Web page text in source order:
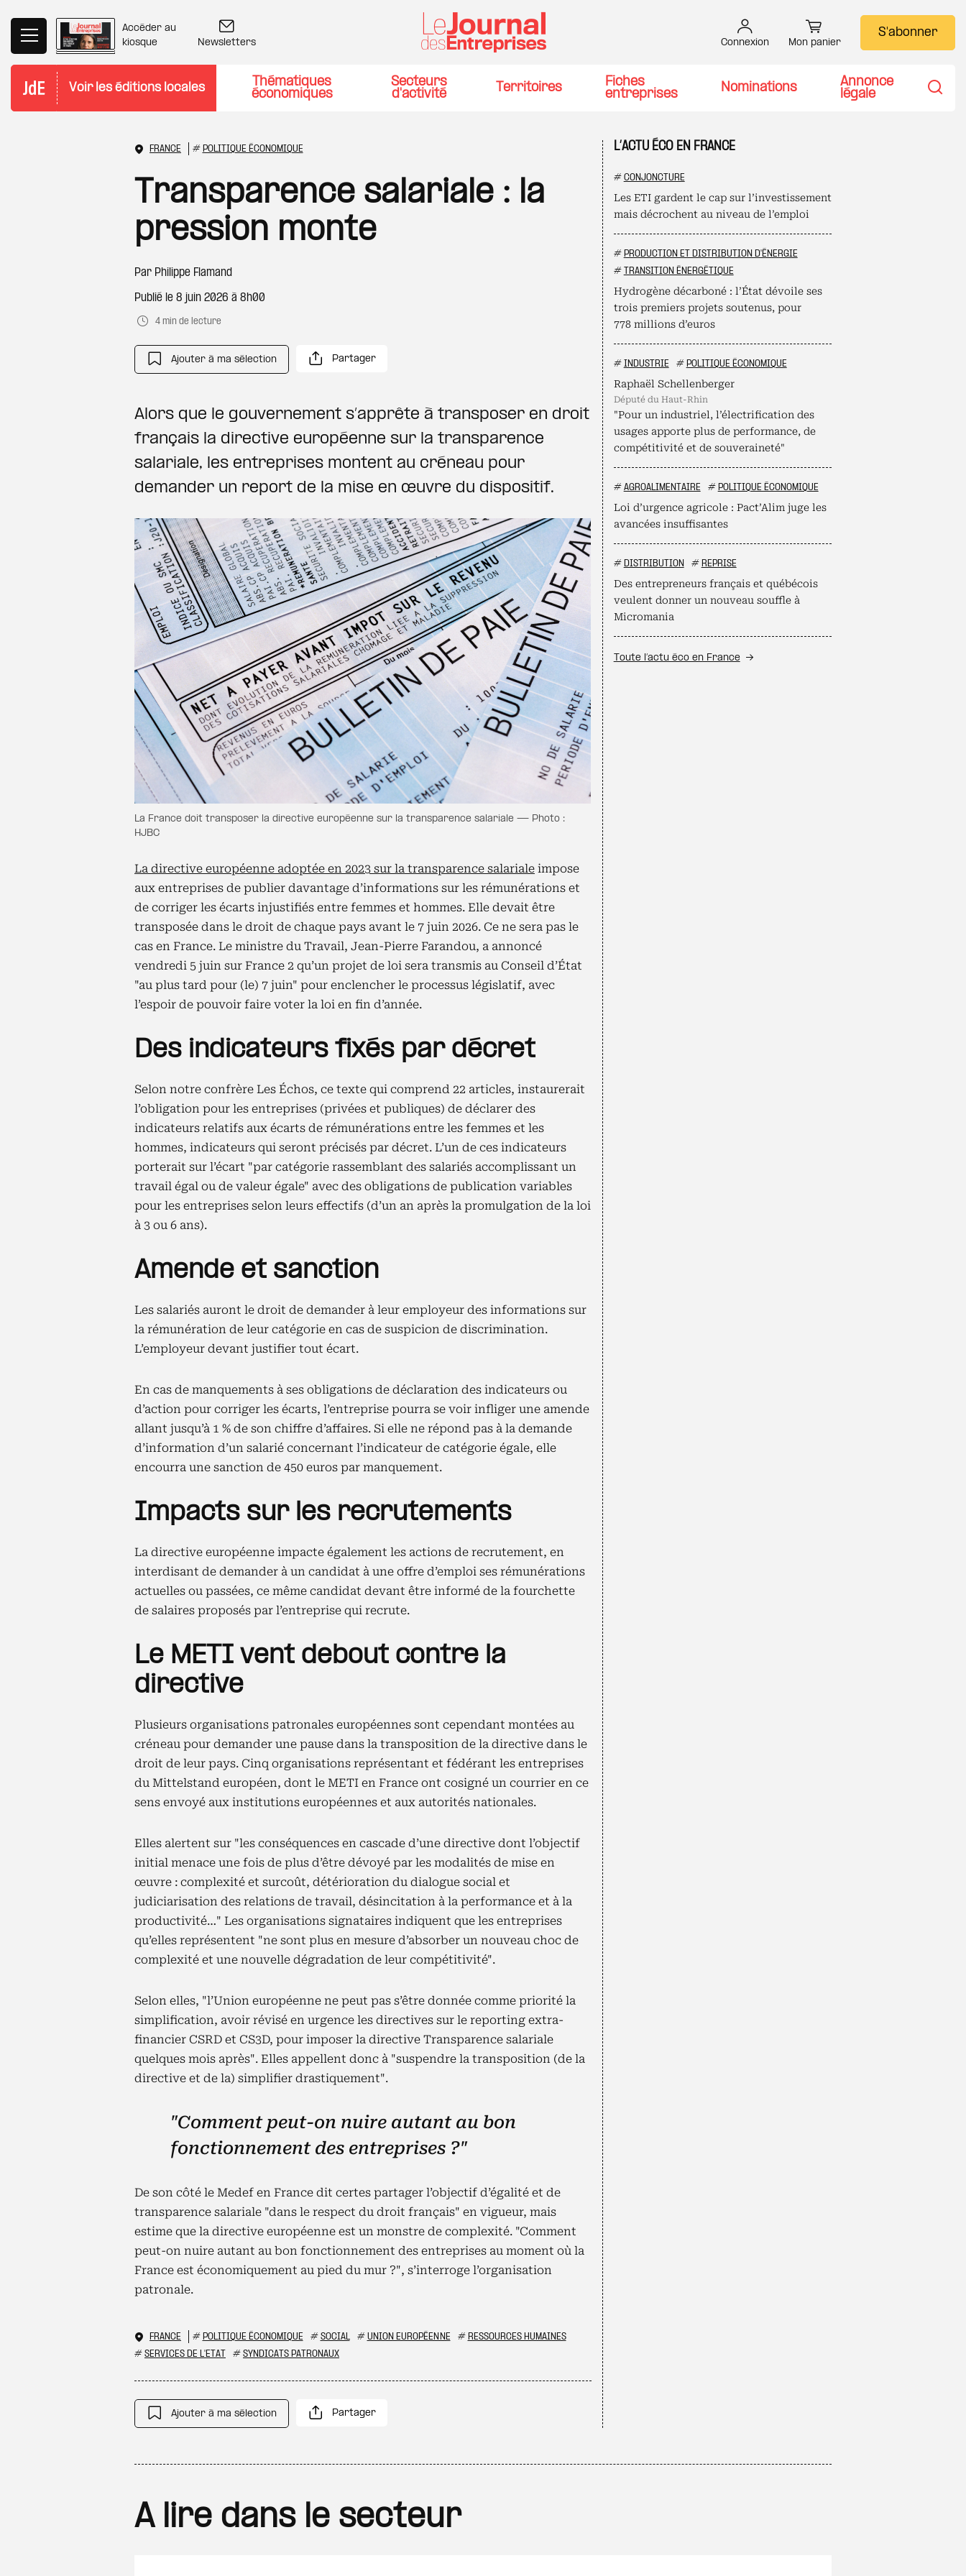
Accéder au
kiosque
Newsletters Connexion Mon panier
S'abonner
Voir les éditions locales
Thématiques
économiques
Secteurs
d'activité
Territoires
Fiches
entreprises
Nominations
Annonce
légale
FRANCE # POLITIQUE ÉCONOMIQUE
Transparence salariale : la
pression monte
Par Philippe Flamand
Publié le 8 juin 2026 à 8h00
4 min de lecture
Ajouter à ma sélection Partager
Alors que le gouvernement s’apprête à transposer en droit
français la directive européenne sur la transparence
salariale, les entreprises montent au créneau pour
demander un report de la mise en œuvre du dispositif.
La France doit transposer la directive européenne sur la transparence salariale — Photo :
HJBC
La directive européenne adoptée en 2023 sur la transparence salariale impose
aux entreprises de publier davantage d’informations sur les rémunérations et
de corriger les écarts injustifiés entre femmes et hommes. Elle devait être
transposée dans le droit de chaque pays avant le 7 juin 2026. Ce ne sera pas le
cas en France. Le ministre du Travail, Jean-Pierre Farandou, a annoncé
vendredi 5 juin sur France 2 qu’un projet de loi sera transmis au Conseil d’État
"au plus tard pour (le) 7 juin" pour enclencher le processus législatif, avec
l’espoir de pouvoir faire voter la loi en fin d’année.
Des indicateurs fixés par décret
Selon notre confrère Les Échos, ce texte qui comprend 22 articles, instaurerait
l’obligation pour les entreprises (privées et publiques) de déclarer des
indicateurs relatifs aux écarts de rémunérations entre les femmes et les
hommes, indicateurs qui seront précisés par décret. L’un de ces indicateurs
porterait sur l’écart "par catégorie rassemblant des salariés accomplissant un
travail égal ou de valeur égale" avec des obligations de publication variables
pour les entreprises selon leurs effectifs (d’un an après la promulgation de la loi
à 3 ou 6 ans).
Amende et sanction
Les salariés auront le droit de demander à leur employeur des informations sur
la rémunération de leur catégorie en cas de suspicion de discrimination.
L’employeur devant justifier tout écart.
En cas de manquements à ses obligations de déclaration des indicateurs ou
d’action pour corriger les écarts, l’entreprise pourra se voir infliger une amende
allant jusqu’à 1 % de son chiffre d’affaires. Si elle ne répond pas à la demande
d’information d’un salarié concernant l’indicateur de catégorie égale, elle
encourra une sanction de 450 euros par manquement.
Impacts sur les recrutements
La directive européenne impacte également les actions de recrutement, en
interdisant de demander à un candidat à une offre d’emploi ses rémunérations
actuelles ou passées, ce même candidat devant être informé de la fourchette
de salaires proposés par l’entreprise qui recrute.
Le METI vent debout contre la
directive
Plusieurs organisations patronales européennes sont cependant montées au
créneau pour demander une pause dans la transposition de la directive dans le
droit de leur pays. Cinq organisations représentant et fédérant les entreprises
du Mittelstand européen, dont le METI en France ont cosigné un courrier en ce
sens envoyé aux institutions européennes et aux autorités nationales.
Elles alertent sur "les conséquences en cascade d’une directive dont l’objectif
initial menace une fois de plus d’être dévoyé par les modalités de mise en
œuvre : complexité et surcoût, détérioration du dialogue social et
judiciarisation des relations de travail, désincitation à la performance et à la
productivité…" Les organisations signataires indiquent que les entreprises
qu’elles représentent "ne sont plus en mesure d’absorber un nouveau choc de
complexité et une nouvelle dégradation de leur compétitivité".
Selon elles, "l’Union européenne ne peut pas s’être donnée comme priorité la
simplification, avoir révisé en urgence les directives sur le reporting extra-
financier CSRD et CS3D, pour imposer la directive Transparence salariale
quelques mois après". Elles appellent donc à "suspendre la transposition (de la
directive et de la) simplifier drastiquement".
"Comment peut-on nuire autant au bon
fonctionnement des entreprises ?"
De son côté le Medef en France dit certes partager l’objectif d’égalité et de
transparence salariale "dans le respect du droit français" en vigueur, mais
estime que la directive européenne est un monstre de complexité. "Comment
peut-on nuire autant au bon fonctionnement des entreprises au moment où la
France est économiquement au pied du mur ?", s’interroge l’organisation
patronale.
FRANCE # POLITIQUE ÉCONOMIQUE # SOCIAL # UNION EUROPÉENNE # RESSOURCES HUMAINES
# SERVICES DE L'ETAT # SYNDICATS PATRONAUX
Ajouter à ma sélection Partager
L’ACTU ÉCO EN FRANCE
# CONJONCTURE
Les ETI gardent le cap sur l’investissement
mais décrochent au niveau de l’emploi
# PRODUCTION ET DISTRIBUTION D'ÉNERGIE
# TRANSITION ÉNERGÉTIQUE
Hydrogène décarboné : l’État dévoile ses
trois premiers projets soutenus, pour
778 millions d’euros
# INDUSTRIE # POLITIQUE ÉCONOMIQUE
Raphaël Schellenberger
député du Haut-Rhin
"Pour un industriel, l’électrification des
usages apporte plus de performance, de
compétitivité et de souveraineté"
# AGROALIMENTAIRE # POLITIQUE ÉCONOMIQUE
Loi d’urgence agricole : Pact’Alim juge les
avancées insuffisantes
# DISTRIBUTION # REPRISE
Des entrepreneurs français et québécois
veulent donner un nouveau souffle à
Micromania
Toute l’actu éco en France
A lire dans le secteur